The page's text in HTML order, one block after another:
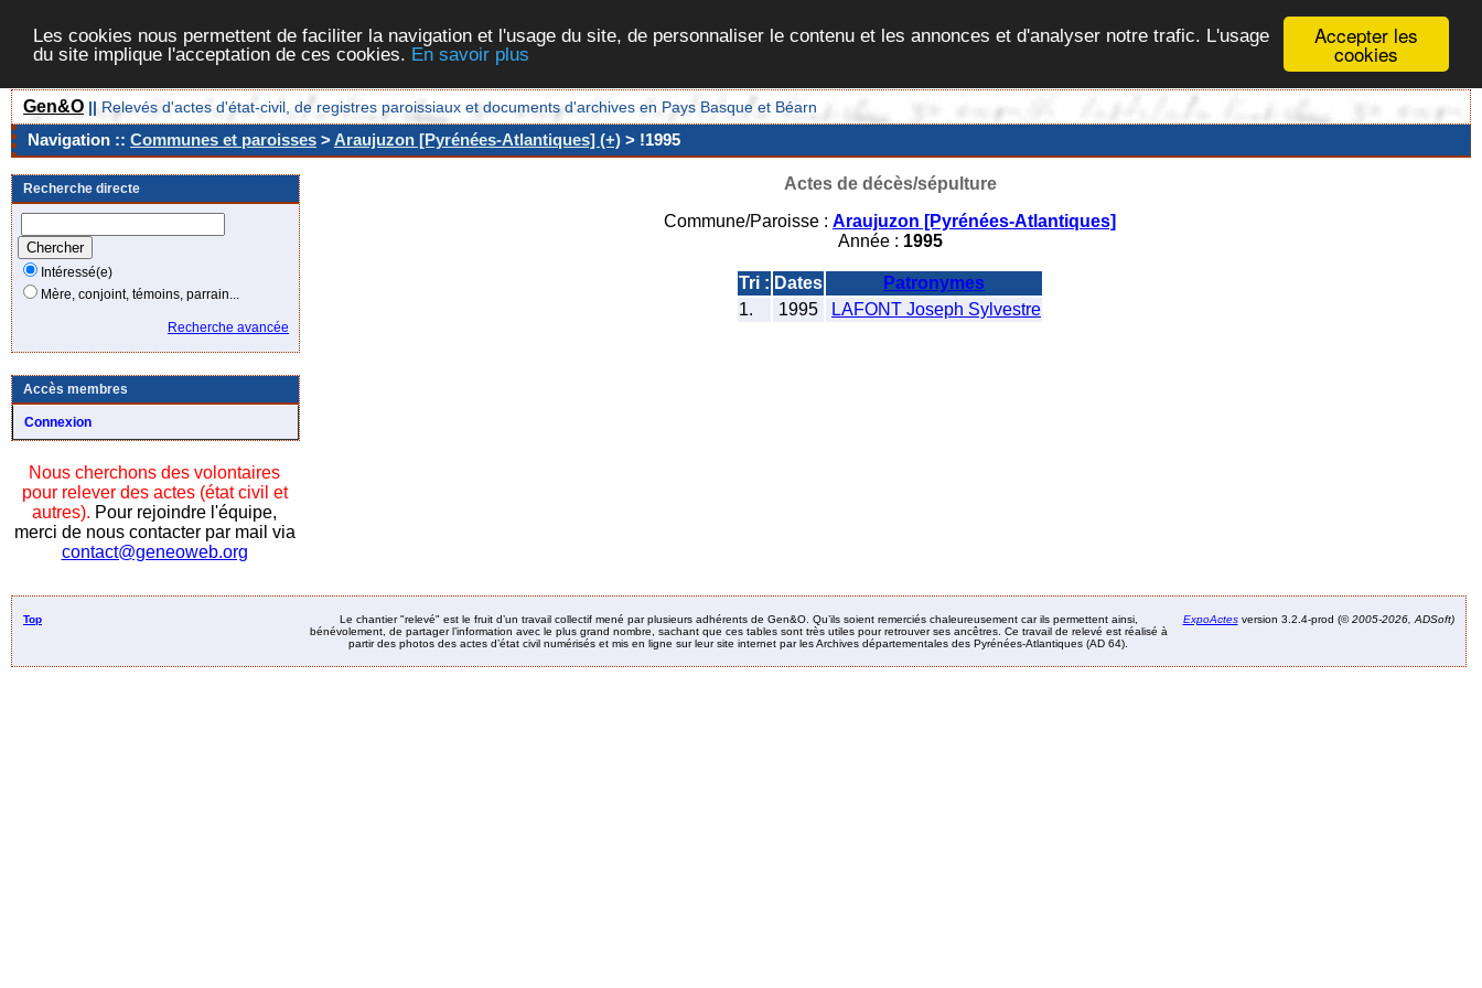
Accepter les
cookies
Les cookies nous permettent de faciliter la navigation et l'usage du site, de personnaliser le contenu et les annonces et d'analyser notre trafic. L'usage
du site implique l'acceptation de ces cookies. En savoir plus
Gen&O || Relevés d'actes d'état-civil, de registres paroissiaux et documents d'archives en Pays Basque et Béarn
Navigation :: Communes et paroisses >Araujuzon [Pyrénées-Atlantiques] (+) > !1995
Recherche directe
Intéressé(e)
Mère, conjoint, témoins, parrain...
Recherche avancée
Accès membres
Connexion
Nous cherchons des volontaires
pour relever des actes (état civil et
autres). Pour rejoindre l'équipe,
merci de nous contacter par mail via
contact@geneoweb.org
Actes de décès/sépulture
Commune/Paroisse : Araujuzon [Pyrénées-Atlantiques]
Année : 1995
Tri : Dates
Patronymes
1.
1995 LAFONT Joseph Sylvestre
Top
Le chantier "relevé" est le fruit d’un travail collectif mené par plusieurs adhérents de Gen&O. Qu’ils soient remerciés chaleureusement car ils permettent ainsi,
bénévolement, de partager l’information avec le plus grand nombre, sachant que ces tables sont très utiles pour retrouver ses ancêtres. Ce travail de relevé est réalisé à
partir des photos des actes d’état civil numérisés et mis en ligne sur leur site internet par les Archives départementales des Pyrénées-Atlantiques (AD 64).
ExpoActesversion 3.2.4-prod (©2005-2026, ADSoft)